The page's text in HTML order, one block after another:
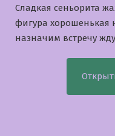
Сладкая сеньорита
фигура хорошенькая
назначим встречу жду